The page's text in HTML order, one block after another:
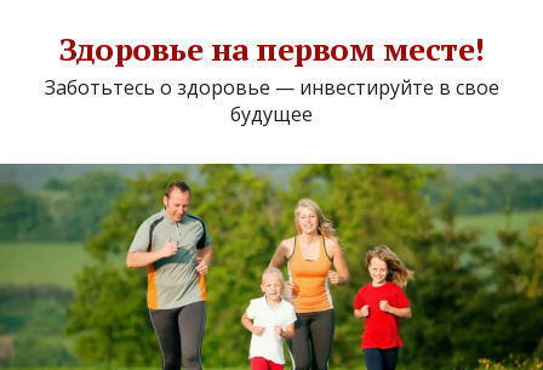
Здоровье на первом месте!
Заботьтесь о здоровье — инвестируйте в свое
будущее